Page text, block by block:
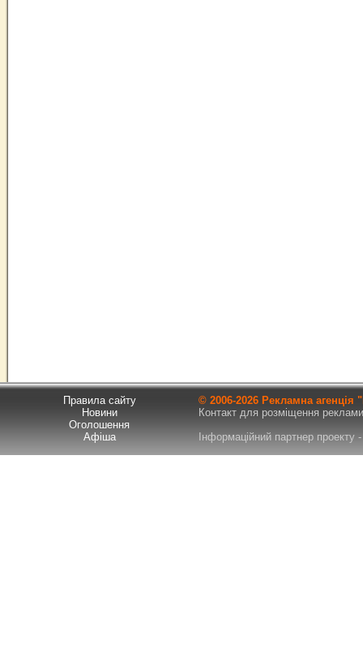
Правила сайту
Новини
Оголошення
Афіша
© 2006-2026 Рекламна
Контакт для розміщення
Інформаційний партнер проекту